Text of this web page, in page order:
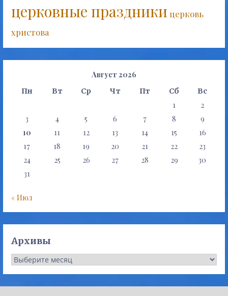
церковные праздникицерковь
христова
Август 2026
Пн Вт Ср Чт Пт Сб Вс
1
2
3
4 5 6 7 8
9
10
11 12 13 14 15
16
17
18 19 20 21 22
23
24
25 26 27 28 29
30
31
« Июл
Архивы
Архивы